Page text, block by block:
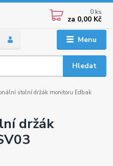
Menu
Hledat
0 ks
za 0,00 Kč
stolní držák monitoru Edbak
držák